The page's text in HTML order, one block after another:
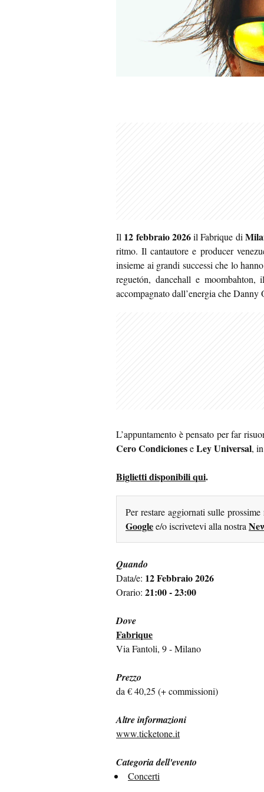
Il 12 febbraio 2026il Fabrique di
ritmo. Il cantautore e producer
insieme ai grandi successi che lo
reguetón, dancehall e
accompagnato dall’energia che Danny
L’appuntamento è pensato per far
Cero CondicioneseLey Universal,
Biglietti disponibili qui.
Per restare aggiornati sulle
Googlee/o iscrivetevi alla nostra
Quando
Data/e: 12 Febbraio 2026
Orario: 21:00 - 23:00
Dove
Fabrique
Via Fantoli, 9 - Milano
Prezzo
da € 40,25 (+ commissioni)
Altre informazioni
www.ticketone.it
Categoria dell'evento
Concerti